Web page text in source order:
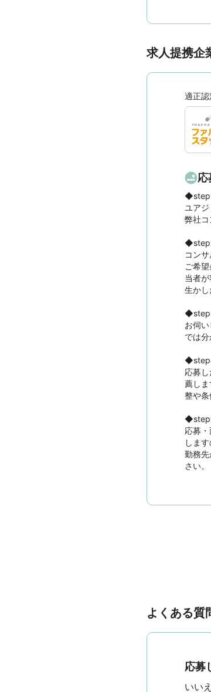
求人提携企
適正
応
ユアジ
弊社コ
コン
ご希
当者
生かし
お伺
では分
応募
薦し
整や条
応募
しま
勤務
さい。
よくある質
応募
いい